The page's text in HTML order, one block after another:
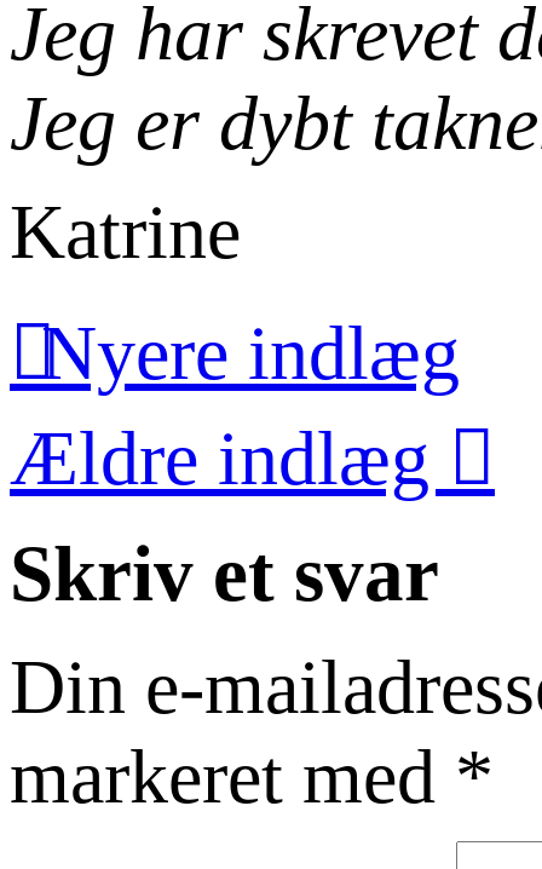
Jeg har skrevet
Jeg er dybt
Katrine
Nyere indlæg
Ældre indlæg
Skriv et svar
Din e-
markeret med *